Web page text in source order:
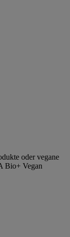
oder vegane
Bio+ Vegan